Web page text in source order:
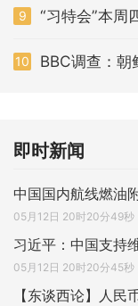
9 “习特会”本周
10 BBC调查：朝
即时新闻
中国国内航线燃油
05月12日 20时20分49秒
习近平：中国支持
05月12日 20时20分45秒
【东谈西论】人民